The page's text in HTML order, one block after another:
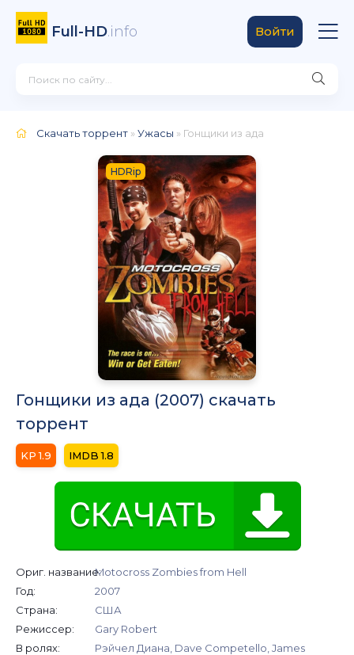
Full-HD.info Войти
Скачать торрент »Ужасы » Гонщики из ада
HDRip
Гонщики из ада (2007) скачать
торрент
1.9 1.8
Ориг. название:Motocross Zombies from Hell
Год:
2007
Страна:
США
Режиссер:
Gary Robert
В ролях:
Рэйчел Диана, Dave Competello, James